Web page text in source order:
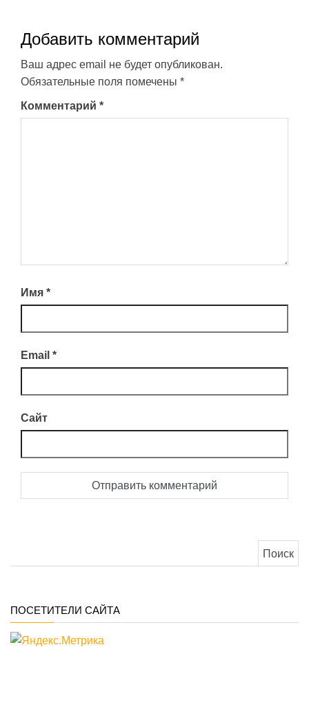
Добавить комментарий
Ваш адрес email не будет опубликован.
Обязательные поля помечены *
Комментарий *
Имя *
Email *
Сайт
ПОСЕТИТЕЛИ САЙТА